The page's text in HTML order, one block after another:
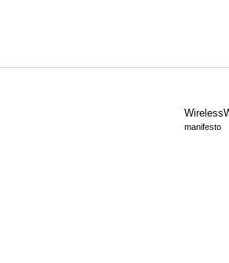
manifesto